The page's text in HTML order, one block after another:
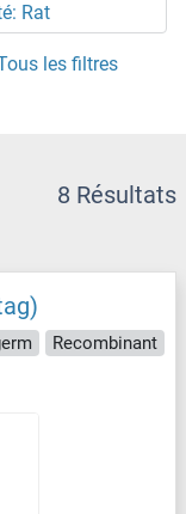
Rat
les filtres
8 Résultats
Recombinant